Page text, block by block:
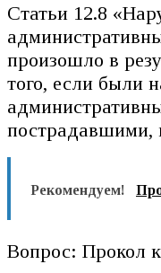
Статьи 12.8
произошло в
того, если были
пострадавшими,
Рекомендуем!
Вопрос: Прокол